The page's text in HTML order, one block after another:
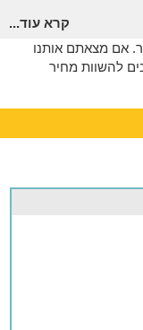
גדול
ועשירה, כמו גם
גם השכרת אופניים
ולנפש, הנעשים ע"י
קרא עוד...
אם מצאתם אותנו
להשוות מחיר